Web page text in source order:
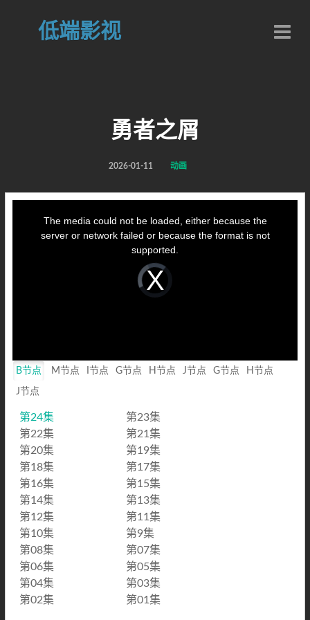
低端影视
勇者之屑
2026-01-11 动画
Video
Player
is
loading.
The media could not be loaded, either because the
server or network failed or because the format is not
supported.
B节点 M节点 I节点 G节点 H节点 J节点 G节点 H节点
J节点
第24集
第23集
第22集
第21集
第20集
第19集
第18集
第17集
第16集
第15集
第14集
第13集
第12集
第11集
第10集
第9集
第08集
第07集
第06集
第05集
第04集
第03集
第02集
第01集